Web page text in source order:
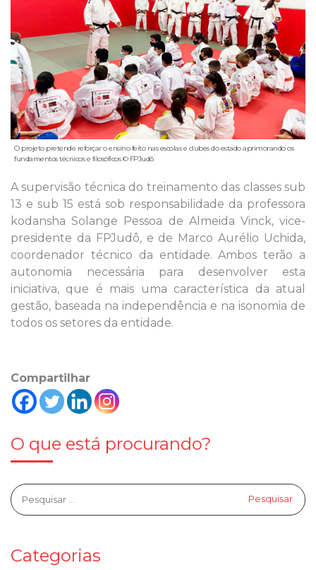
O projeto pretende reforçar o ensino feito nas escolas e clubes do estado aprimorando os
fundamentos técnicos e filosóficos © FPJudô
A supervisão técnica do treinamento das classes sub
13 e sub 15 está sob responsabilidade da professora
kodansha Solange Pessoa de Almeida Vinck, vice-
presidente da FPJudô, e de Marco Aurélio Uchida,
coordenador técnico da entidade. Ambos terão a
autonomia necessária para desenvolver esta
iniciativa, que é mais uma característica da atual
gestão, baseada na independência e na isonomia de
todos os setores da entidade.
Compartilhar
O que está procurando?
Categorias